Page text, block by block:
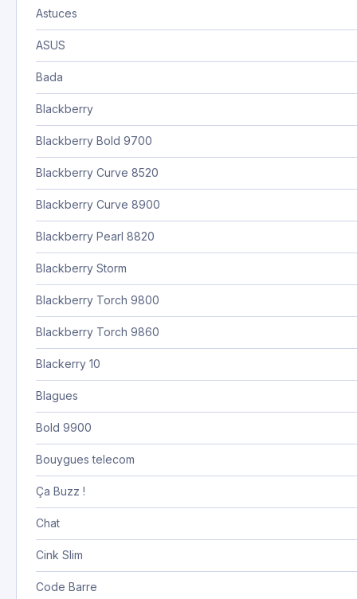
Astuces
ASUS
Bada
Blackberry
Blackberry Bold 9700
Blackberry Curve 8520
Blackberry Curve 8900
Blackberry Pearl 8820
Blackberry Storm
Blackberry Torch 9800
Blackberry Torch 9860
Blackerry 10
Blagues
Bold 9900
Bouygues telecom
Ça Buzz !
Chat
Cink Slim
Code Barre